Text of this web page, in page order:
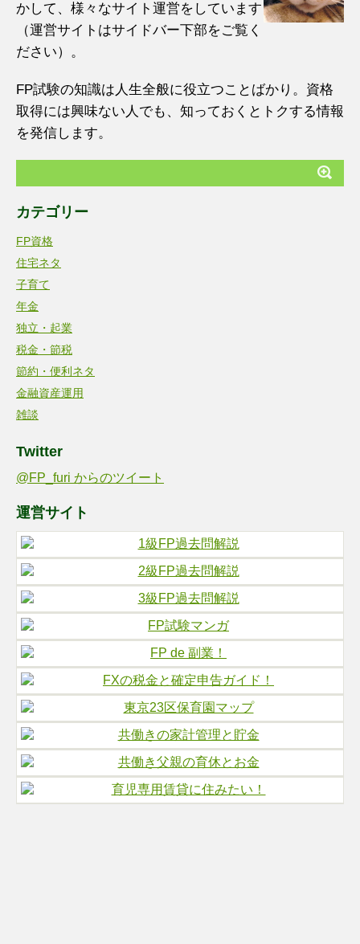
かして、様々なサイト運営をしています
（運営サイトはサイドバー下部をご覧く
ださい）。
FP試験の知識は人生全般に役立つことばかり。資格
取得には興味ない人でも、知っておくとトクする情報
を発信します。
カテゴリー
FP資格
住宅ネタ
子育て
年金
独立・起業
税金・節税
節約・便利ネタ
金融資産運用
雑談
Twitter
@FP_furi からのツイート
運営サイト